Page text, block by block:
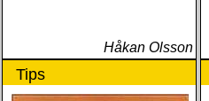
Håkan Olsson
Tips